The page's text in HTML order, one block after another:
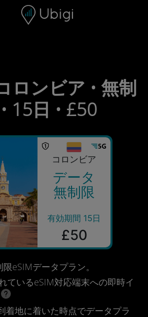
ビゲーションバー フッター
ロンビア • 無制
15日 • £50
コロンビア
データ
無制限
有効期間 15日
£50
eSIMデータプラン。
ているeSIM対応端末への即時イ
着地に着いた時点でデータプラ